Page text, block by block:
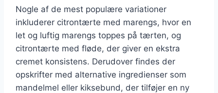
Nogle af de mest populære variationer
inkluderer citrontærte med marengs, hvor en
let og luftig marengs toppes på tærten, og
citrontærte med fløde, der giver en ekstra
cremet konsistens. Derudover findes der
opskrifter med alternative ingredienser som
mandelmel eller kiksebund, der tilføjer en ny